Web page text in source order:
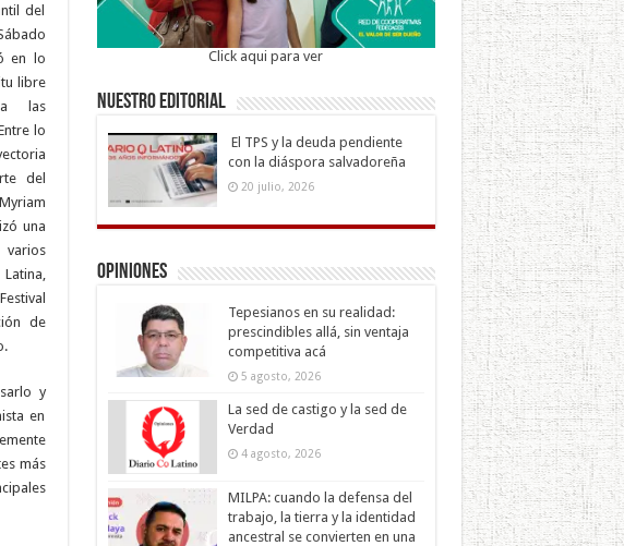
del
en lo
libre
las
lo
del
una
de
y
en
más
Click aqui para ver
Nuestro Editorial
El TPS y la deuda pendiente
con la diáspora salvadoreña
20 julio, 2026
Opiniones
Tepesianos en su realidad:
prescindibles allá, sin ventaja
competitiva acá
5 agosto, 2026
La sed de castigo y la sed de
Verdad
4 agosto, 2026
MILPA: cuando la defensa del
trabajo, la tierra y la identidad
ancestral se convierten en una